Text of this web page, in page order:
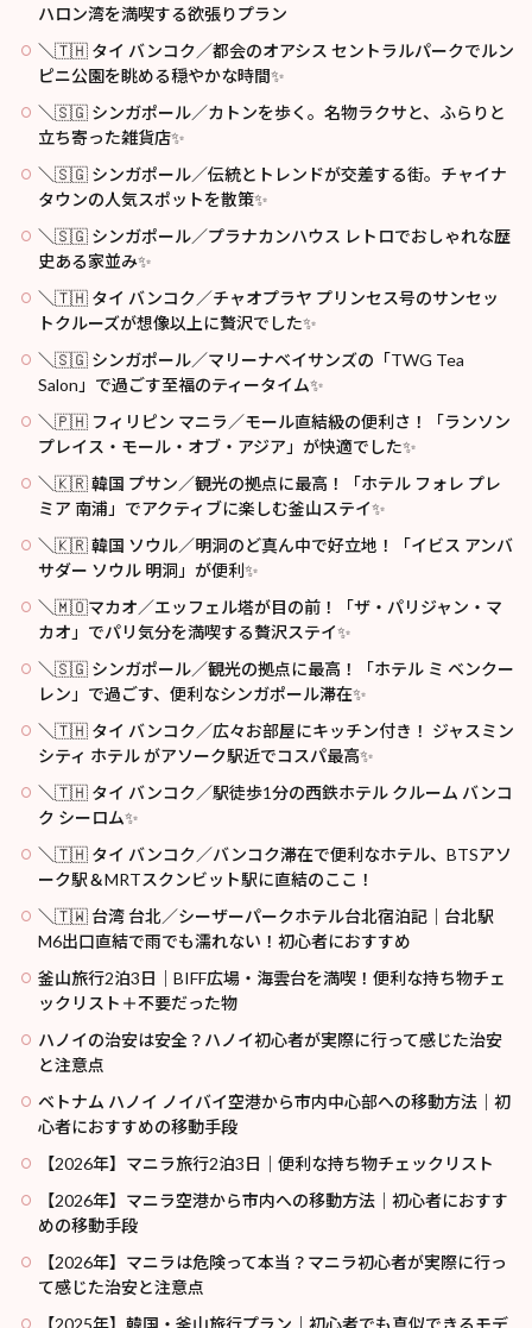
ハロン湾を満喫する欲張りプラン
＼🇹🇭 タイ バンコク／都会のオアシス セントラルパークでルン
ピニ公園を眺める穏やかな時間✨
＼🇸🇬 シンガポール／カトンを歩く。名物ラクサと、ふらりと
立ち寄った雑貨店✨
＼🇸🇬 シンガポール／伝統とトレンドが交差する街。チャイナ
タウンの人気スポットを散策✨
＼🇸🇬 シンガポール／プラナカンハウス レトロでおしゃれな歴
史ある家並み✨
＼🇹🇭 タイ バンコク／チャオプラヤ プリンセス号のサンセッ
トクルーズが想像以上に贅沢でした✨
＼🇸🇬 シンガポール／マリーナベイサンズの「TWG Tea
Salon」で過ごす至福のティータイム✨
＼🇵🇭 フィリピン マニラ／モール直結級の便利さ！「ランソン
プレイス・モール・オブ・アジア」が快適でした✨
＼🇰🇷 韓国 プサン／観光の拠点に最高！「ホテル フォレ プレ
ミア 南浦」でアクティブに楽しむ釜山ステイ✨
＼🇰🇷 韓国 ソウル／明洞のど真ん中で好立地！「イビス アンバ
サダー ソウル 明洞」が便利✨
＼🇲🇴マカオ／エッフェル塔が目の前！「ザ・パリジャン・マ
カオ」でパリ気分を満喫する贅沢ステイ✨
＼🇸🇬 シンガポール／観光の拠点に最高！「ホテル ミ ベンクー
レン」で過ごす、便利なシンガポール滞在✨
＼🇹🇭 タイ バンコク／広々お部屋にキッチン付き！ ジャスミン
シティ ホテル がアソーク駅近でコスパ最高✨
＼🇹🇭 タイ バンコク／駅徒歩1分の西鉄ホテル クルーム バンコ
ク シーロム✨
＼🇹🇭 タイ バンコク／バンコク滞在で便利なホテル、BTSアソ
ーク駅＆MRTスクンビット駅に直結のここ！
＼🇹🇼 台湾 台北／シーザーパークホテル台北宿泊記｜台北駅
M6出口直結で雨でも濡れない！初心者におすすめ
釜山旅行2泊3日｜BIFF広場・海雲台を満喫！便利な持ち物チェ
ックリスト＋不要だった物
ハノイの治安は安全？ハノイ初心者が実際に行って感じた治安
と注意点
ベトナム ハノイ ノイバイ空港から市内中心部への移動方法｜初
心者におすすめの移動手段
【2026年】マニラ旅行2泊3日｜便利な持ち物チェックリスト
【2026年】マニラ空港から市内への移動方法｜初心者におすす
めの移動手段
【2026年】マニラは危険って本当？マニラ初心者が実際に行っ
て感じた治安と注意点
【2025年】韓国・釜山旅行プラン｜初心者でも真似できるモデ